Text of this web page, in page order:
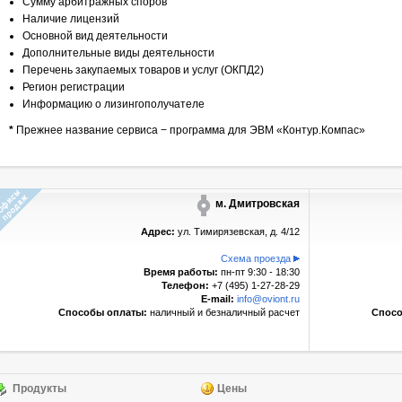
Наличие лицензий
Основной вид деятельности
Дополнительные виды деятельности
Перечень закупаемых товаров и услуг (ОКПД2)
Регион регистрации
Информацию о лизингополучателе
* Прежнее название сервиса − программа для ЭВМ «Контур.Компас»
м. Дмитровская
Адрес: ул. Тимирязевская, д. 4/12
Схема проезда
Время работы: пн-пт 9:30 - 18:30
Телефон: +7 (495) 1-27-28-29
E-mail: info@oviont.ru
Способы оплаты: наличный и безналичный расчет
Продукты Цены